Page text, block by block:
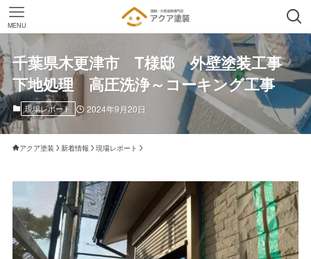
MENU
千葉県木更津市 T様邸 外壁塗装工事
下地処理 高圧洗浄～コーキング工事
現場レポート 2024年9月20日
アクア塗装 新着情報 現場レポート